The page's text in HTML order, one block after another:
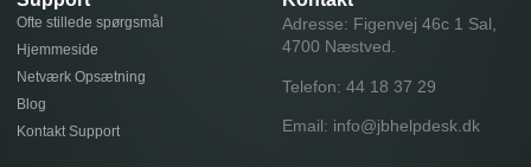
Ofte stillede spørgsmål
Hjemmeside
Netværk Opsætning
Blog
Kontakt Support
Adresse: Figenvej 46c 1 Sal,
4700 Næstved.
Telefon: 44 18 37 29
Email: info@jbhelpdesk.dk